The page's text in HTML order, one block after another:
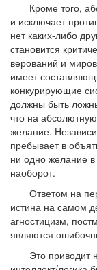
Кроме того,
и исключает
нет каких-либо
становится
верований и
имеет
конкурирующие
должны быть
что на
желание.
пребывает в
ни одно желание
наоборот.
Ответом на
истина на самом
агностицизм,
являются
Это приводит